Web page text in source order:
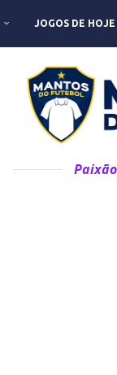
JOGOS DE